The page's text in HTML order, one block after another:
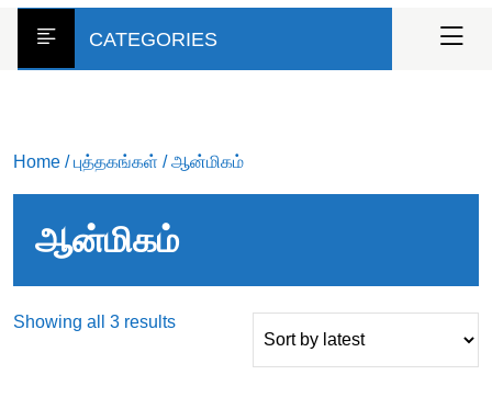
CATEGORIES
Home /புத்தகங்கள் / ஆன்மிகம்
ஆன்மிகம்
Showing all 3 resultsSorted